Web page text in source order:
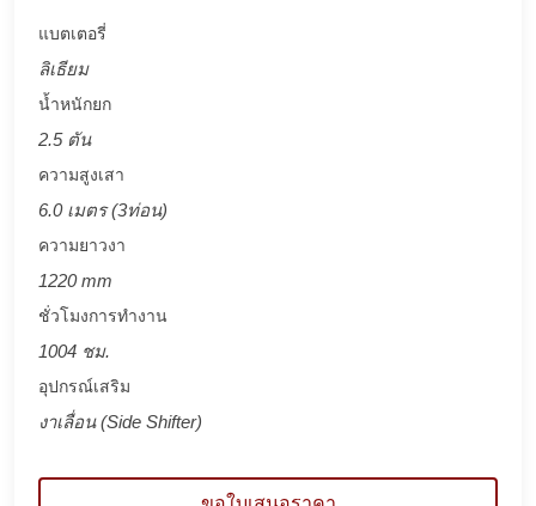
แบตเตอรี่
ลิเธียม
น้ำหนักยก
2.5 ตัน
ความสูงเสา
6.0 เมตร (3ท่อน)
ความยาวงา
1220 mm
ชั่วโมงการทำงาน
1004 ชม.
อุปกรณ์เสริม
งาเลื่อน (Side Shifter)